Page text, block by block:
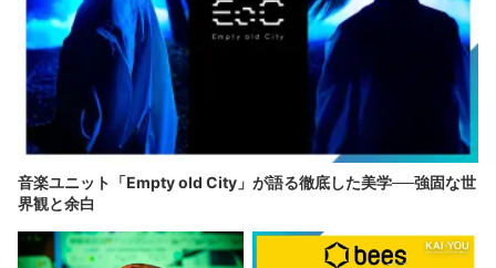
音楽ユニット「Empty old City」が語る徹底した美学──強固な世
界観と余白